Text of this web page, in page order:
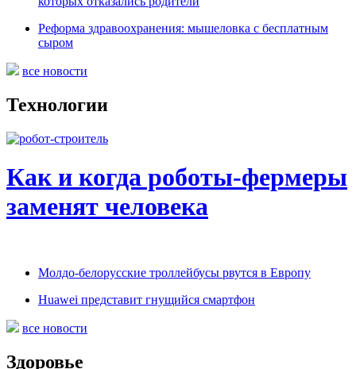
Реформа здравоохранения: мышеловка с бесплатным
сыром
все новости
Технологии
Как и когда роботы-фермеры
заменят человека
Молдо-белорусские троллейбусы рвутся в Европу
Huawei представит гнущийся смартфон
все новости
Здоровье